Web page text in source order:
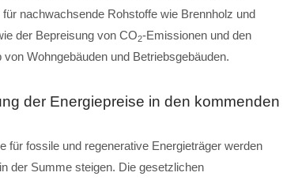
nachwachsende Rohstoffe wie Brennholz und
der Bepreisung von CO2-Emissionen und den
Wohngebäuden und Betriebsgebäuden.
der Energiepreise in den kommenden
für fossile und regenerative Energieträger werden
der Summe steigen. Die gesetzlichen